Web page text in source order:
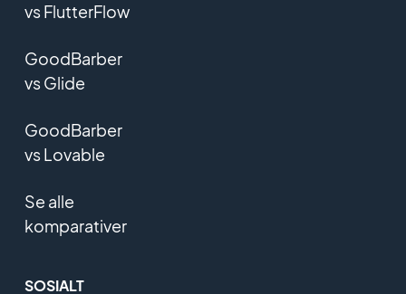
vs FlutterFlow
GoodBarber
vs Glide
GoodBarber
vs Lovable
Se alle
komparativer
SOSIALT